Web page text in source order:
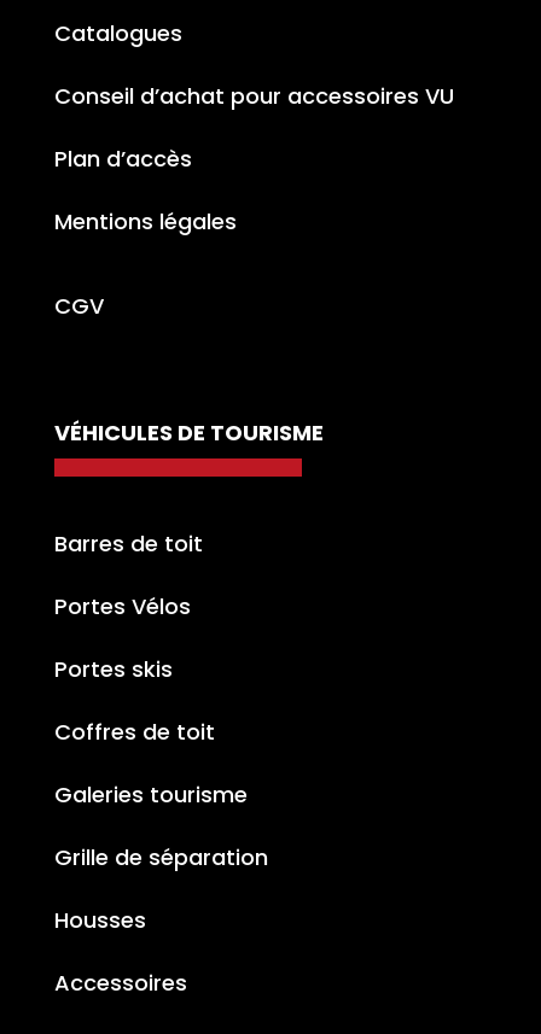
Catalogues
Conseil d’achat pour accessoires VU
Plan d’accès
Mentions légales
CGV
VÉHICULES DE TOURISME
Barres de toit
Portes Vélos
Portes skis
Coffres de toit
Galeries tourisme
Grille de séparation
Housses
Accessoires